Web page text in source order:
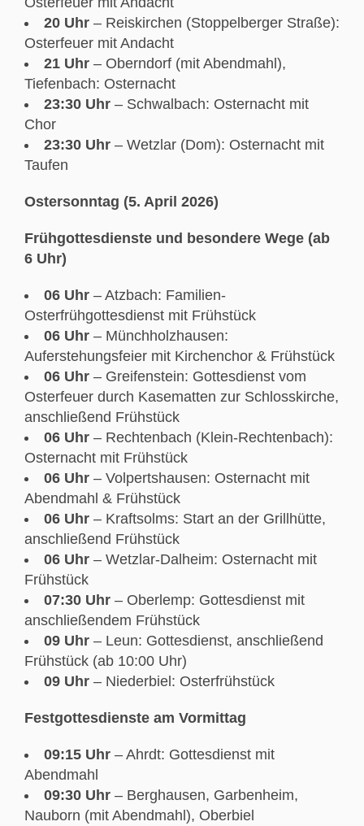
20 Uhr – Reiskirchen (Stoppelberger Straße):
Osterfeuer mit Andacht
21 Uhr – Oberndorf (mit Abendmahl),
Tiefenbach: Osternacht
23:30 Uhr – Schwalbach: Osternacht mit
Chor
23:30 Uhr – Wetzlar (Dom): Osternacht mit
Taufen
Ostersonntag (5. April 2026)
Frühgottesdienste und besondere Wege (ab
6 Uhr)
06 Uhr – Atzbach: Familien-
Osterfrühgottesdienst mit Frühstück
06 Uhr – Münchholzhausen:
Auferstehungsfeier mit Kirchenchor & Frühstück
06 Uhr – Greifenstein: Gottesdienst vom
Osterfeuer durch Kasematten zur Schlosskirche,
anschließend Frühstück
06 Uhr – Rechtenbach (Klein-Rechtenbach):
Osternacht mit Frühstück
06 Uhr – Volpertshausen: Osternacht mit
Abendmahl & Frühstück
06 Uhr – Kraftsolms: Start an der Grillhütte,
anschließend Frühstück
06 Uhr – Wetzlar-Dalheim: Osternacht mit
Frühstück
07:30 Uhr – Oberlemp: Gottesdienst mit
anschließendem Frühstück
09 Uhr – Leun: Gottesdienst, anschließend
Frühstück (ab 10:00 Uhr)
09 Uhr – Niederbiel: Osterfrühstück
Festgottesdienste am Vormittag
09:15 Uhr – Ahrdt: Gottesdienst mit
Abendmahl
09:30 Uhr – Berghausen, Garbenheim,
Nauborn (mit Abendmahl), Oberbiel